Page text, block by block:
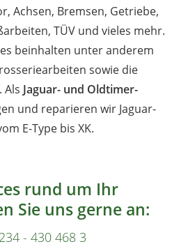
Achsen, Bremsen, Getriebe,
TÜV und vieles mehr.
beinhalten unter anderem
sowie die
Als Jaguar- und Oldtimer-
und reparieren wir Jaguar-
E-Type bis XK.
rund um Ihr
Sie uns gerne an:
- 430 468 3